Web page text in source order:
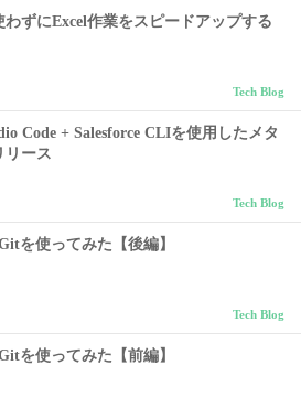
わずにExcel作業をスピードアップする
Tech Blog
Code + Salesforce CLIを使用したメタ
リース
Tech Blog
を使ってみた【後編】
Tech Blog
を使ってみた【前編】